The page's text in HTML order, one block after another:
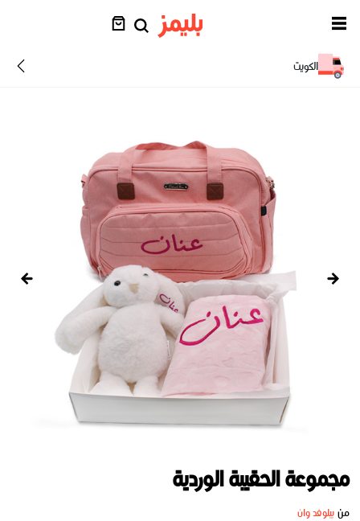
الكويت
مجموعة الحقيبة الوردية
منبيلوفد وان